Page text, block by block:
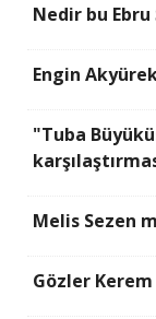
Nedir bu Ebru
Engin
"Tuba
Melis Sezen
Gözler